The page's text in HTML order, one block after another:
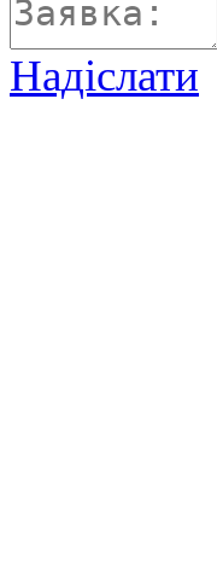
Надіслати